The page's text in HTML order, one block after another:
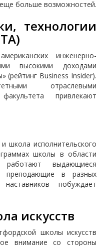
больше возможностей.
технологии
инженерно-
высокими доходами
(рейтинг Business Insider).
отраслевыми
привлекают
школа исполнительского
школы в области
выдающиеся
преподающие в разных
побуждает
искусств
школы искусств
внимание со стороны